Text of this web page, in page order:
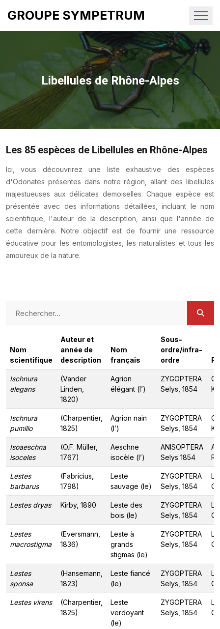
GROUPE SYMPETRUM
Libellules de Rhône-Alpes
Les 85 espèces de Libellules en Rhône-Alpes
Ici, vous découvrirez une liste exhaustive des espèces
d'Odonates présentes dans notre région, allant des libellules
majestueuses aux délicates demoiselles. Chaque espèce est
présentée avec des informations détaillées, incluant le nom
scientifique, l'auteur de la description, ainsi que l'année de
cette dernière. Notre objectif est de fournir une ressource
éducative pour les entomologistes, les naturalistes et tous les
amoureux de la nature.
Nom
scientifique
Auteur et
année de
description
Nom
français
Sous-
ordre/infra-
ordre
Ischnura
elegans
(Vander
Linden,
1820)
Agrion
élégant (l’)
ZYGOPTERA
Selys, 1854
Ischnura
pumilio
(Charpentier,
1825)
Agrion nain
(l’)
ZYGOPTERA
Selys, 1854
Isoaeschna
isoceles
(O.F. Müller,
1767)
Aeschne
isocèle (l’)
ANISOPTERA
Selys 1854
Lestes
barbarus
(Fabricius,
1798)
Leste
sauvage (le)
ZYGOPTERA
Selys, 1854
Lestes dryas Kirby, 1890
Leste des
bois (le)
ZYGOPTERA
Selys, 1854
Lestes
macrostigma
(Eversmann,
1836)
Leste à
grands
stigmas (le)
ZYGOPTERA
Selys, 1854
Lestes
sponsa
(Hansemann,
1823)
Leste fiancé
(le)
ZYGOPTERA
Selys, 1854
Lestes virens
(Charpentier,
1825)
Leste
verdoyant
(le)
ZYGOPTERA
Selys, 1854